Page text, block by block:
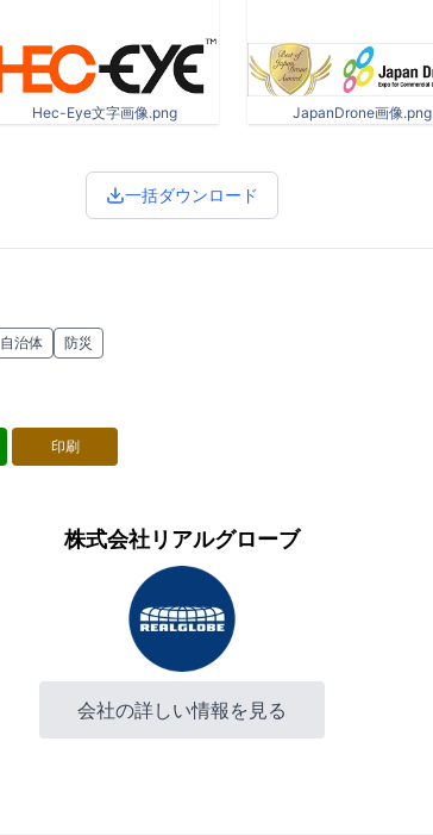
Hec-Eye文字画像.png JapanDrone画像.png
一括ダウンロード
自治体 防災
印刷
株式会社リアルグローブ
会社の詳しい情報を見る